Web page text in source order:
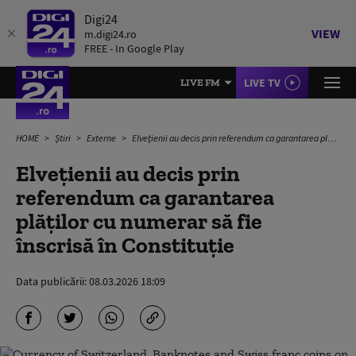
Digi24
m.digi24.ro
FREE - In Google Play
VIEW
LIVE FM LIVE TV
HOME Știri Externe Elveţienii au decis prin referendum ca garantarea plăţilor cu numerar să fie înscrisă în Constituţie
Elveţienii au decis prin
referendum ca garantarea
plăţilor cu numerar să fie
înscrisă în Constituţie
Data publicării:08.03.2026 18:09